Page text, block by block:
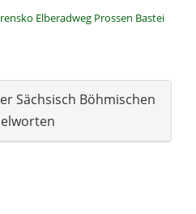
Elberadweg Prossen Bastei
Sächsisch Böhmischen